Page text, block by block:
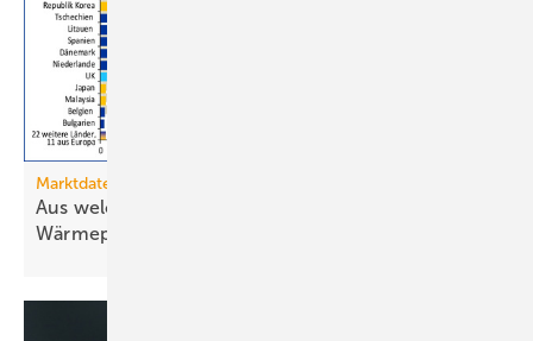
Marktdaten
Aus welchen Ländern importiert Deutschland
Wärmepumpen?